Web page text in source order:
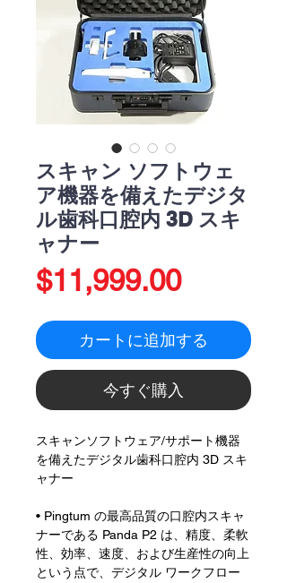
スキャン ソフトウェ
ア機器を備えたデジタ
ル歯科口腔内 3D スキ
ャナー
$11,999.00価
格
カートに追加する
今すぐ購入
スキャンソフトウェア/サポート機器
を備えたデジタル歯科口腔内 3D スキ
ャナー
• Pingtum の最高品質の口腔内スキャ
ナーである Panda P2 は、精度、柔軟
性、効率、速度、および生産性の向上
という点で、デジタル ワークフロー